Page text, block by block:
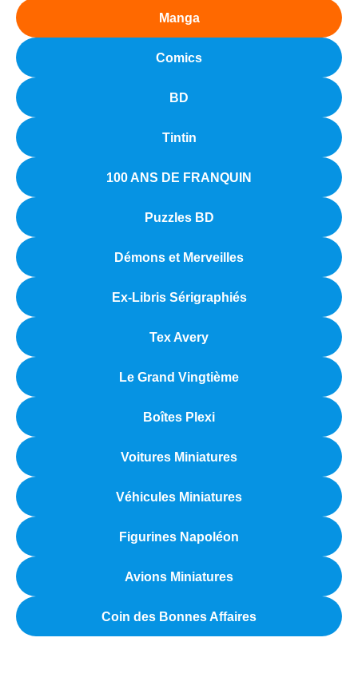
Manga
Comics
BD
Tintin
100 ANS DE FRANQUIN
Puzzles BD
Démons et Merveilles
Ex-Libris Sérigraphiés
Tex Avery
Le Grand Vingtième
Boîtes Plexi
Voitures Miniatures
Véhicules Miniatures
Figurines Napoléon
Avions Miniatures
Coin des Bonnes Affaires